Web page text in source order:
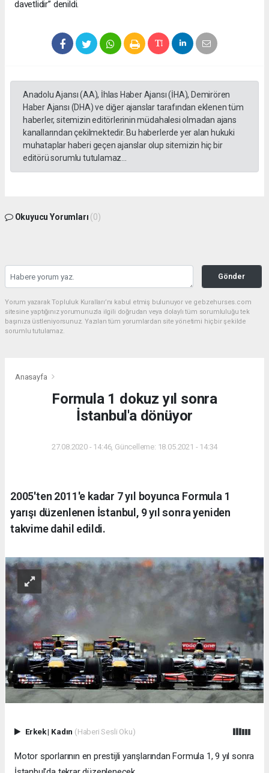
davetlidir” denildi.
Anadolu Ajansı (AA), İhlas Haber Ajansı (İHA), Demirören
Haber Ajansı (DHA) ve diğer ajanslar tarafından eklenen tüm
haberler, sitemizin editörlerinin müdahalesi olmadan ajans
kanallarından çekilmektedir. Bu haberlerde yer alan hukuki
muhataplar haberi geçen ajanslar olup sitemizin hiç bir
editörü sorumlu tutulamaz...
Okuyucu Yorumları (0)
Gönder
Yorum yazarak Topluluk Kuralları’nı kabul etmiş bulunuyor ve gebzehurses.com
sitesine yaptığınız yorumunuzla ilgili doğrudan veya dolaylı tüm sorumluluğu tek
başınıza üstleniyorsunuz. Yazılan tüm yorumlardan site yönetimi hiçbir şekilde
sorumlu tutulamaz.
Anasayfa
Formula 1 dokuz yıl sonra
İstanbul'a dönüyor
27.08.2020 - 14:46, Güncelleme: 18.05.2021 - 14:34
2005'ten 2011'e kadar 7 yıl boyunca Formula 1
yarışı düzenlenen İstanbul, 9 yıl sonra yeniden
takvime dahil edildi.
Erkek| Kadın (Haberi Sesli Oku)
Motor sporlarının en prestijli yarışlarından Formula 1, 9 yıl sonra